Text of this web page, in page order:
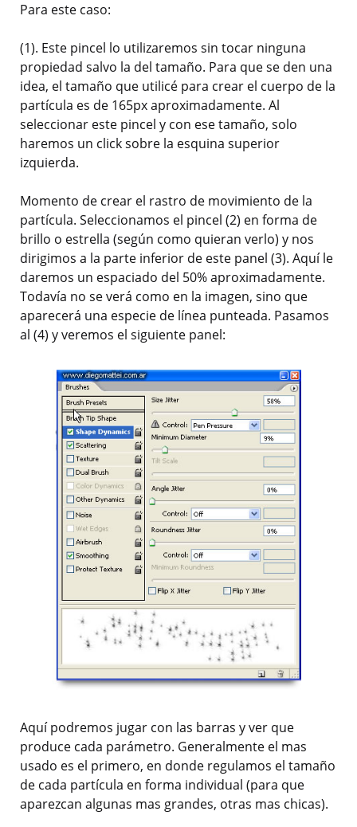
Para este caso:
(1). Este pincel lo utilizaremos sin tocar ninguna
propiedad salvo la del tamaño. Para que se den una
idea, el tamaño que utilicé para crear el cuerpo de la
partícula es de 165px aproximadamente. Al
seleccionar este pincel y con ese tamaño, solo
haremos un click sobre la esquina superior
izquierda.
Momento de crear el rastro de movimiento de la
partícula. Seleccionamos el pincel (2) en forma de
brillo o estrella (según como quieran verlo) y nos
dirigimos a la parte inferior de este panel (3). Aquí le
daremos un espaciado del 50% aproximadamente.
Todavía no se verá como en la imagen, sino que
aparecerá una especie de línea punteada. Pasamos
al (4) y veremos el siguiente panel:
Aquí podremos jugar con las barras y ver que
produce cada parámetro. Generalmente el mas
usado es el primero, en donde regulamos el tamaño
de cada partícula en forma individual (para que
aparezcan algunas mas grandes, otras mas chicas).